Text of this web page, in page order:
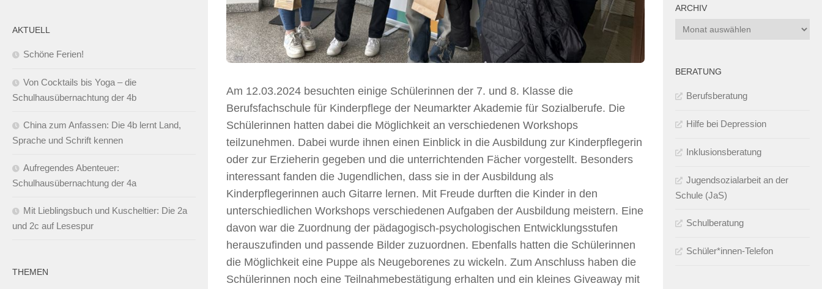
Am 12.03.2024 besuchten einige Schülerinnen der 7. und 8. Klasse die
Berufsfachschule für Kinderpflege der Neumarkter Akademie für Sozialberufe. Die
Schülerinnen hatten dabei die Möglichkeit an verschiedenen Workshops
teilzunehmen. Dabei wurde ihnen einen Einblick in die Ausbildung zur Kinderpflegerin
oder zur Erzieherin gegeben und die unterrichtenden Fächer vorgestellt. Besonders
interessant fanden die Jugendlichen, dass sie in der Ausbildung als
Kinderpflegerinnen auch Gitarre lernen. Mit Freude durften die Kinder in den
unterschiedlichen Workshops verschiedenen Aufgaben der Ausbildung meistern. Eine
davon war die Zuordnung der pädagogisch-psychologischen Entwicklungsstufen
herauszufinden und passende Bilder zuzuordnen. Ebenfalls hatten die Schülerinnen
die Möglichkeit eine Puppe als Neugeborenes zu wickeln. Zum Anschluss haben die
Schülerinnen noch eine Teilnahmebestätigung erhalten und ein kleines Giveaway mit
AKTUELL
Schöne Ferien!
Von Cocktails bis Yoga – die
Schulhausübernachtung der 4b
China zum Anfassen: Die 4b lernt Land,
Sprache und Schrift kennen
Aufregendes Abenteuer:
Schulhausübernachtung der 4a
Mit Lieblingsbuch und Kuscheltier: Die 2a
und 2c auf Lesespur
THEMEN
ARCHIV
Archiv
BERATUNG
Berufsberatung
Hilfe bei Depression
Inklusionsberatung
Jugendsozialarbeit an der
Schule (JaS)
Schulberatung
Schüler*innen-Telefon